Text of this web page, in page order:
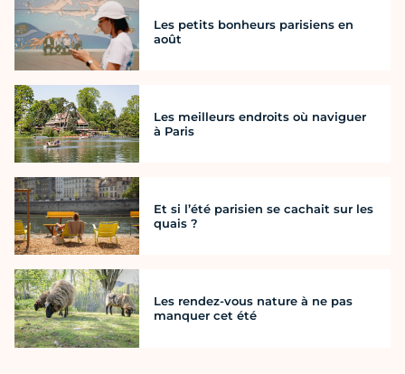
Les petits bonheurs parisiens en
août
Les meilleurs endroits où naviguer
à Paris
Et si l’été parisien se cachait sur les
quais ?
Les rendez-vous nature à ne pas
manquer cet été